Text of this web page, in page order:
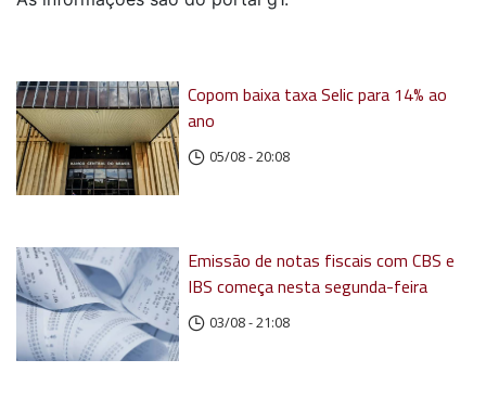
Copom baixa taxa Selic para 14% ao
ano
05/08 - 20:08
Emissão de notas fiscais com CBS e
IBS começa nesta segunda-feira
03/08 - 21:08